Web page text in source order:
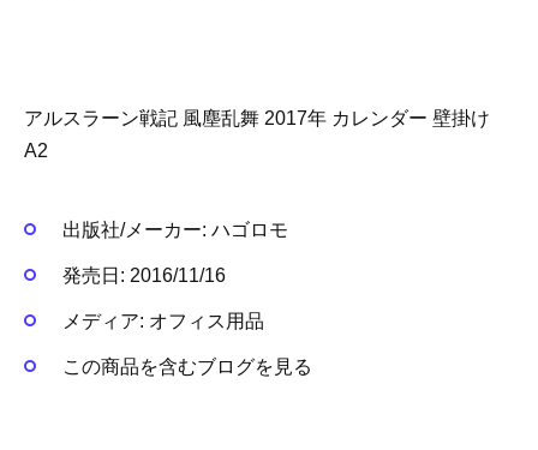
アルスラーン戦記 風塵乱舞 2017年 カレンダー 壁掛け
A2
出版社/メーカー: ハゴロモ
発売日: 2016/11/16
メディア: オフィス用品
この商品を含むブログを見る